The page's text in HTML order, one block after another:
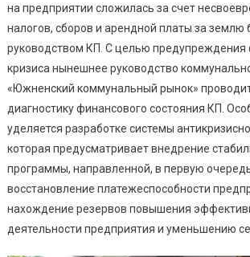
на предприятии сложилась за счет
налогов, сборов и арендной платы за
руководством КП. С целью предупреждения
кризиса нынешнее руководство
«Южненский коммунальный рынок»
диагностику финансового состояния КП.
уделяется разработке системы
которая предусматривает внедрение
программы, направленной, в первую
восстановление платежеспособности
нахождение резервов повышения
деятельности предприятия и уменьшению